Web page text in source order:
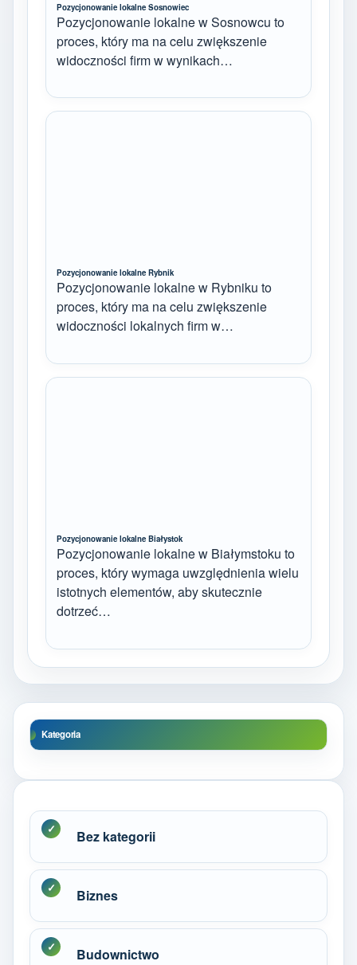
Pozycjonowanie lokalne Sosnowiec
Pozycjonowanie lokalne w Sosnowcu to
proces, który ma na celu zwiększenie
widoczności firm w wynikach…
Pozycjonowanie lokalne Rybnik
Pozycjonowanie lokalne w Rybniku to
proces, który ma na celu zwiększenie
widoczności lokalnych firm w…
Pozycjonowanie lokalne Białystok
Pozycjonowanie lokalne w Białymstoku to
proces, który wymaga uwzględnienia wielu
istotnych elementów, aby skutecznie
dotrzeć…
Kategoria
Bez kategorii
Biznes
Budownictwo